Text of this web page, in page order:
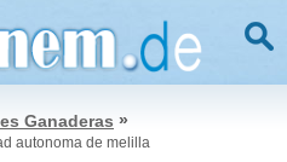
Ganaderas »
autonoma de melilla